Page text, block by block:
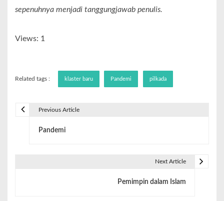
sepenuhnya menjadi tanggungjawab penulis.
Views: 1
Related tags : klaster baru Pandemi pilkada
Previous Article
Pandemi
Next Article
Pemimpin dalam Islam